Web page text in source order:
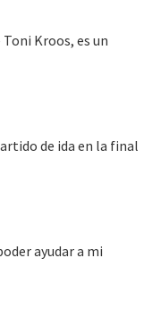
Kroos, es un
de ida en la final
ayudar a mi